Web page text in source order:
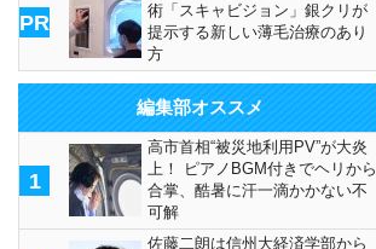
PR
術「スキャビジョン」銀クリが
提示する新しい薄毛治療のあり
方
編集部オススメ
1
高市首相“被災地利用PV”が大炎
上！ ピアノBGM付きでヘリから
合掌、酷暑に汗一滴かかない不
可解
佐藤二朗は信州大経済学部から